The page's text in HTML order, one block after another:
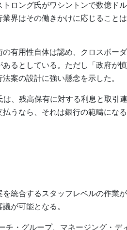
ロング氏がワシントンで数億ド
界はその働きかけに応じること
有用性自体は認め、クロスボー
るとしている。ただし「政府が
案の設計に強い懸念を示した。
、残高保有に対する利息と取引
うなら、それは銀行の範疇にな
統合するスタッフレベルの作業
が可能となる。
チ・グループ、マネージング・デ